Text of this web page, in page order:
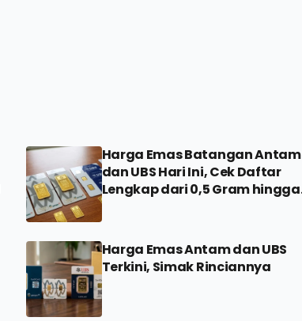
Harga Emas Batangan Antam
dan UBS Hari Ini, Cek Daftar
Lengkap dari 0,5 Gram hingga
100 Gram
Harga Emas Antam dan UBS
Terkini, Simak Rinciannya